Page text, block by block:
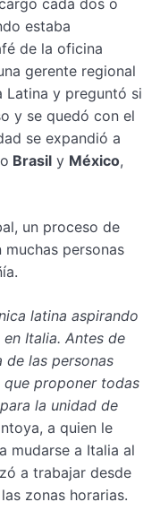
cada dos o
estaba
de la oficina
gerente regional
Latina y preguntó si
y se quedó con el
se expandió a
Brasil y México,
un proceso de
muchas personas
latina aspirando
Italia. Antes de
de las personas
proponer todas
la unidad de
a quien le
mudarse a Italia al
a trabajar desde
zonas horarias.